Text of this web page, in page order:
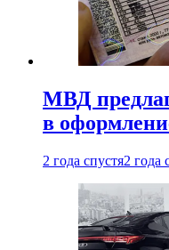
МВД
в
2 года спустя2 года